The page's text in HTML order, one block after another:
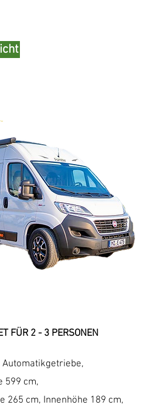
FÜR 2 - 3 PERSONEN
Automatikgetriebe,
599 cm,
265 cm, Innenhöhe 189 cm,